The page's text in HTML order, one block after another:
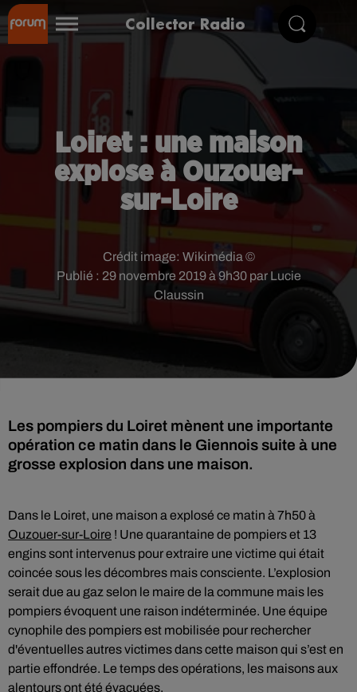
Collector Radio
Loiret : une maison
explose à Ouzouer-
sur-Loire
Publié : 29 novembre 2019 à 9h30 par Lucie
Claussin
Crédit image: Wikimédia ©
Les pompiers du Loiret mènent une importante
opération ce matin dans le Giennois suite à une
grosse explosion dans une maison.
Dans le Loiret, une maison a explosé ce matin à 7h50 à
Ouzouer-sur-Loire ! Une quarantaine de pompiers et 13
engins sont intervenus pour extraire une victime qui était
coincée sous les décombres mais consciente. L’explosion
serait due au gaz selon le maire de la commune mais les
pompiers évoquent une raison indéterminée. Une équipe
cynophile des pompiers est mobilisée pour rechercher
d'éventuelles autres victimes dans cette maison qui s’est en
partie effondrée. Le temps des opérations, les maisons aux
alentours ont été évacuées.